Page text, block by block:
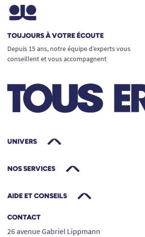
TOUJOURS À VOTRE ÉCOUTE
Depuis 15 ans, notre équipe d’experts vous
conseillent et vous accompagnent
UNIVERS
NOS SERVICES
AIDE ET CONSEILS
CONTACT
26 avenue Gabriel Lippmann